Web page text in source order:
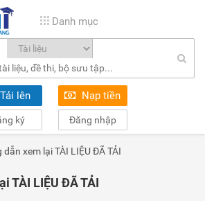
Danh mục
Tải lên Nạp tiền
ký Đăng nhập
dẫn xem lại TÀI LIỆU ĐÃ TẢI
TÀI LIỆU ĐÃ TẢI